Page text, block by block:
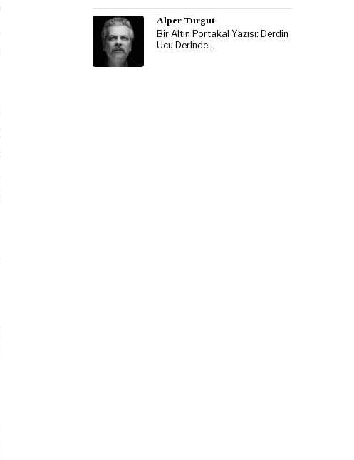
Alper Turgut
Bir Altın Portakal Yazısı: Derdin
Ucu Derinde…